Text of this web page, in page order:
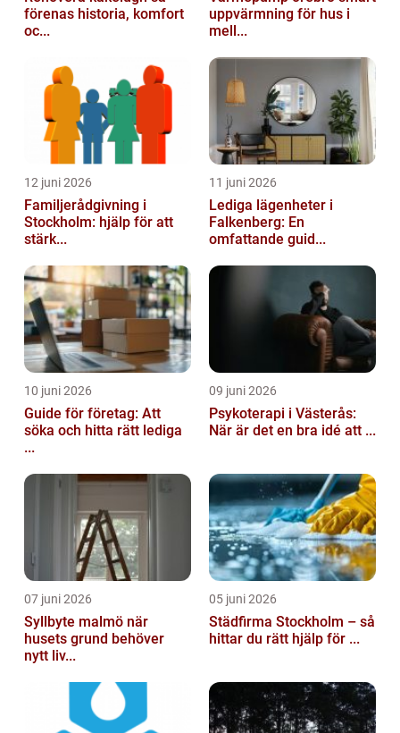
förenas historia, komfort
oc...
uppvärmning för hus i
mell...
12 juni 2026
Familjerådgivning i
Stockholm: hjälp för att
stärk...
11 juni 2026
Lediga lägenheter i
Falkenberg: En
omfattande guid...
10 juni 2026
Guide för företag: Att
söka och hitta rätt lediga
...
09 juni 2026
Psykoterapi i Västerås:
När är det en bra idé att ...
07 juni 2026
Syllbyte malmö när
husets grund behöver
nytt liv...
05 juni 2026
Städfirma Stockholm – så
hittar du rätt hjälp för ...